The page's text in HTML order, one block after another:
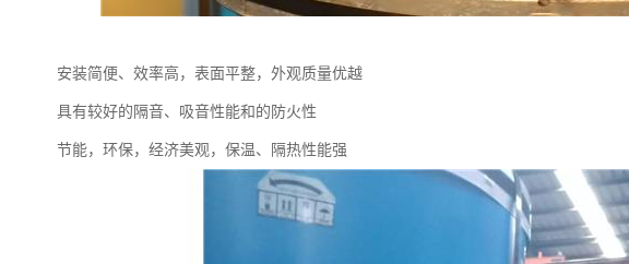
安装简便、效率高，表面平整，外观质量优越
具有较好的隔音、吸音性能和的防火性
节能，环保，经济美观，保温、隔热性能强